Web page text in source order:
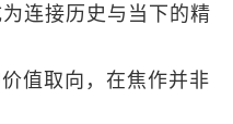
连接历史与当下的精
值取向，在焦作并非